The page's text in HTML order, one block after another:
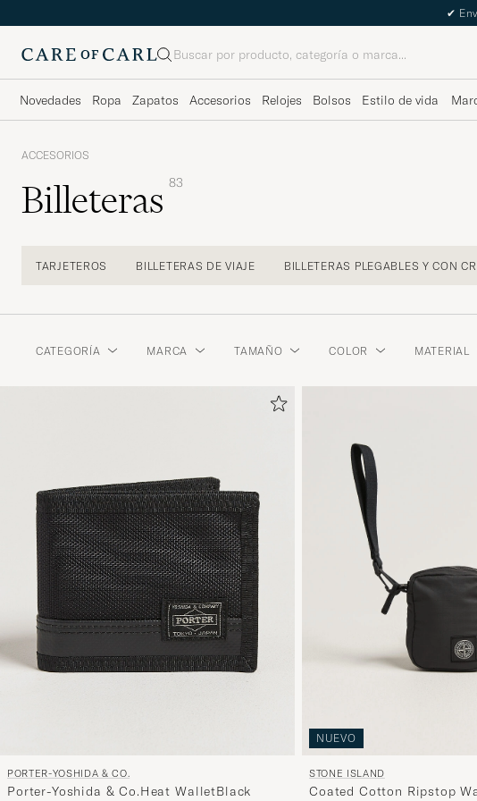
Buscar
Novedades Ropa Zapatos Accesorios Relojes Bolsos Estilo de vida
ACCESORIOS
Billeteras 83
TARJETEROS BILLETERAS DE VIAJE BILLETERAS PLEGABLES Y CON
CATEGORÍA MARCA TAMAÑO COLOR MATERIAL
PORTER-YOSHIDA & CO.
Porter-Yoshida & Co.Heat WalletBlack
NUEVO
STONE ISLAND
Coated Cotton Ripstop